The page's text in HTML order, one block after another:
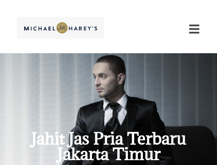
Jahit Jas Pria Terbaru
Jakarta Timur